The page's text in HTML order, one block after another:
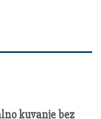
kuvanje bez